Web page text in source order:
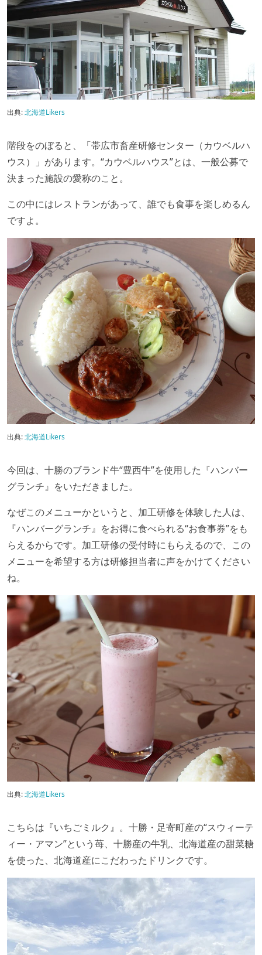
出典:北海道Likers
階段をのぼると、「帯広市畜産研修センター（カウベルハ
ウス）」があります。“カウベルハウス”とは、一般公募で
決まった施設の愛称のこと。
この中にはレストランがあって、誰でも食事を楽しめるん
ですよ。
出典:北海道Likers
今回は、十勝のブランド牛“豊西牛”を使用した『ハンバー
グランチ』をいただきました。
なぜこのメニューかというと、加工研修を体験した人は、
『ハンバーグランチ』をお得に食べられる“お食事券”をも
らえるからです。加工研修の受付時にもらえるので、この
メニューを希望する方は研修担当者に声をかけてください
ね。
出典:北海道Likers
こちらは『いちごミルク』。十勝・足寄町産の“スウィーテ
ィー・アマン”という苺、十勝産の牛乳、北海道産の甜菜糖
を使った、北海道産にこだわったドリンクです。